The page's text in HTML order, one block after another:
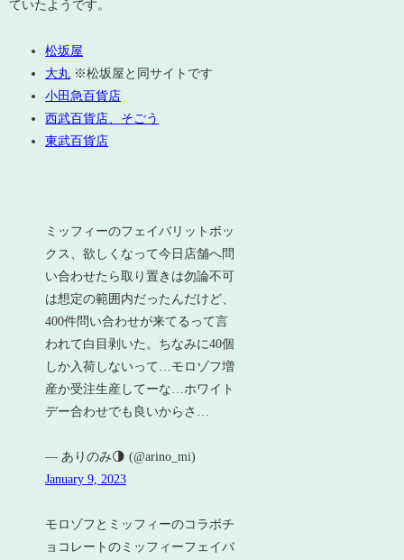
ていたようです。
松坂屋
大丸 ※松坂屋と同サイトです
小田急百貨店
西武百貨店、そごう
東武百貨店
ミッフィーのフェイバリットボッ
クス、欲しくなって今日店舗へ問
い合わせたら取り置きは勿論不可
は想定の範囲内だったんだけど、
400件問い合わせが来てるって言
われて白目剥いた。ちなみに40個
しか入荷しないって…モロゾフ増
産か受注生産してーな…ホワイト
デー合わせでも良いからさ…
— ありのみ🌗 (@arino_mi)
January 9, 2023
モロゾフとミッフィーのコラボチ
ョコレートのミッフィーフェイバ